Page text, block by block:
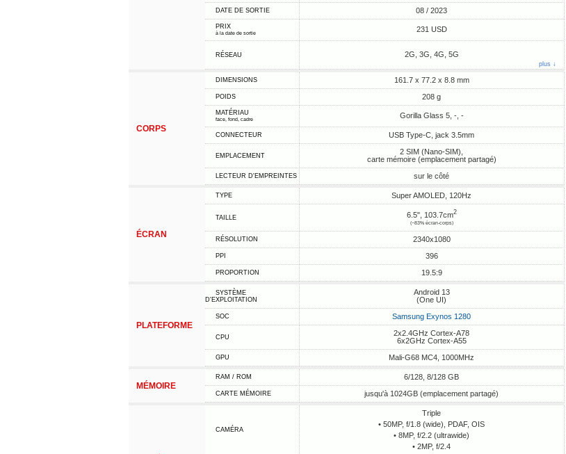
DATE DE SORTIE 08 / 2023
PRIX
à la date de sortie 231 USD
RÉSEAU 2G, 3G, 4G, 5G
plus ↓
CORPS
DIMENSIONS 161.7 x 77.2 x 8.8 mm
POIDS 208 g
MATÉRIAU
face, fond, cadre Gorilla Glass 5, -, -
CONNECTEUR USB Type-C, jack 3.5mm
EMPLACEMENT
2 SIM (Nano-SIM),
carte mémoire (emplacement partagé)
LECTEUR D'EMPREINTES sur le côté
ÉCRAN
TYPE Super AMOLED, 120Hz
TAILLE 6.5", 103.7cm2
(~83% écran-corps)
RÉSOLUTION 2340x1080
PPI 396
PROPORTION 19.5:9
PLATEFORME
SYSTÈME
D'EXPLOITATION
Android 13
(One UI)
SOC Samsung Exynos 1280
CPU
2x2.4GHz Cortex-A78
6x2GHz Cortex-A55
GPU Mali-G68 MC4, 1000MHz
MÉMOIRE
RAM / ROM 6/128, 8/128 GB
CARTE MÉMOIRE jusqu'à 1024GB (emplacement partagé)
CAMÉRA
Triple
• 50MP, f/1.8 (wide), PDAF, OIS
• 8MP, f/2.2 (ultrawide)
• 2MP, f/2.4